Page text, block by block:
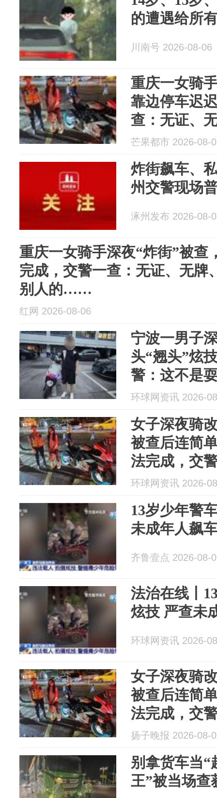
的遭遇给所
川南号 2026-08-06
重庆一女骑
靠边停车迟
查：无证、
还是别人
芒果都市 2026-08-
炸街飙车、
州交警现场
涿州发布 2026-08-
重庆一女骑手深夜“炸街”被查
完成，交警一查：无证、无牌
别人的……
红网 2026-08-06
宁波一男子
头“翘头”炫
警：这不是
环球网资讯 2026-
女子深夜骑
被查后连简
法完成，交
牌”，车还
环球网资讯 2026-
13岁少年警
未成年人飙
齐鲁壹点 2026-08-
法治在线丨
炫技 严查未
环球网资讯 2026-
女子深夜骑
被查后连简
法完成，交
牌”，车还
扬子晚报 2026-08-
别拿货车当“
王”被当场查